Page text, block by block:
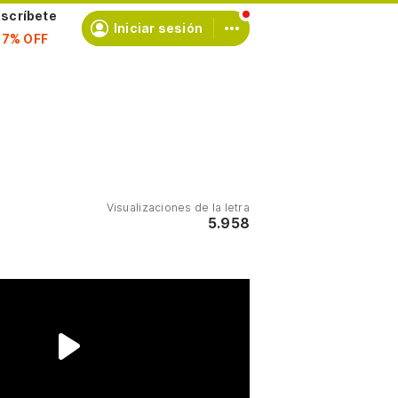
Iniciar sesión
Visualizaciones de la letra
5.958